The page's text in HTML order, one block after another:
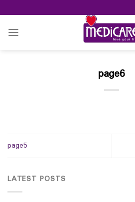
to
content
page6
page5
LATEST POSTS